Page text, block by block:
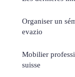
Organiser un
evazio
Mobilier
suisse